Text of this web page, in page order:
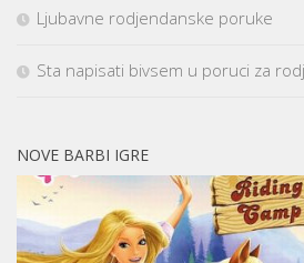
Ljubavne rodjendanske poruke
Sta napisati bivsem u poruci za
NOVE BARBI IGRE